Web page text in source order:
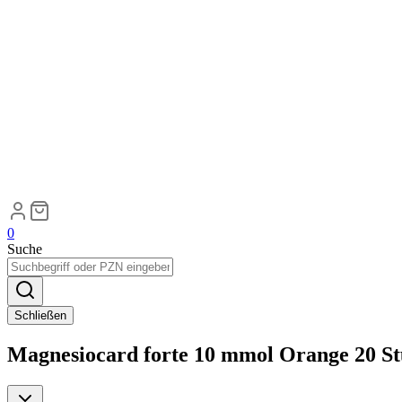
0
Suche
Schließen
Magnesiocard forte 10 mmol Orange 20